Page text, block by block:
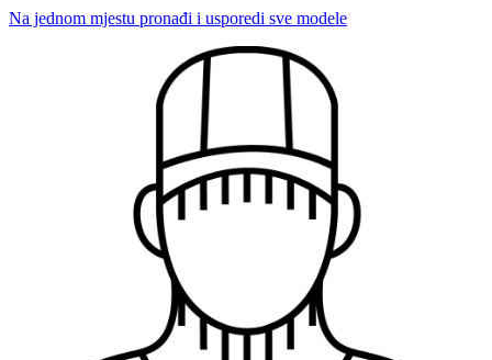
Na jednom mjestu pronađi i usporedi sve modele